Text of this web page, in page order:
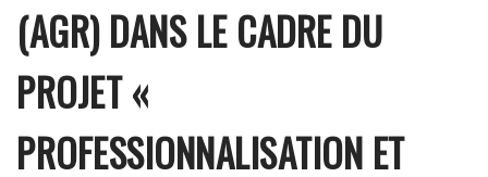
(AGR) DANS LE CADRE DU
PROJET «
PROFESSIONNALISATION ET